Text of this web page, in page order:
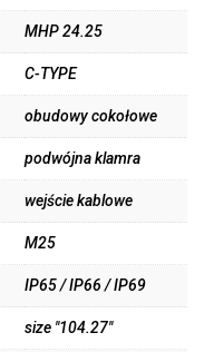
MHP 24.25
C-TYPE
obudowy cokołowe
podwójna klamra
wejście kablowe
M25
IP65 / IP66 / IP69
size "104.27"